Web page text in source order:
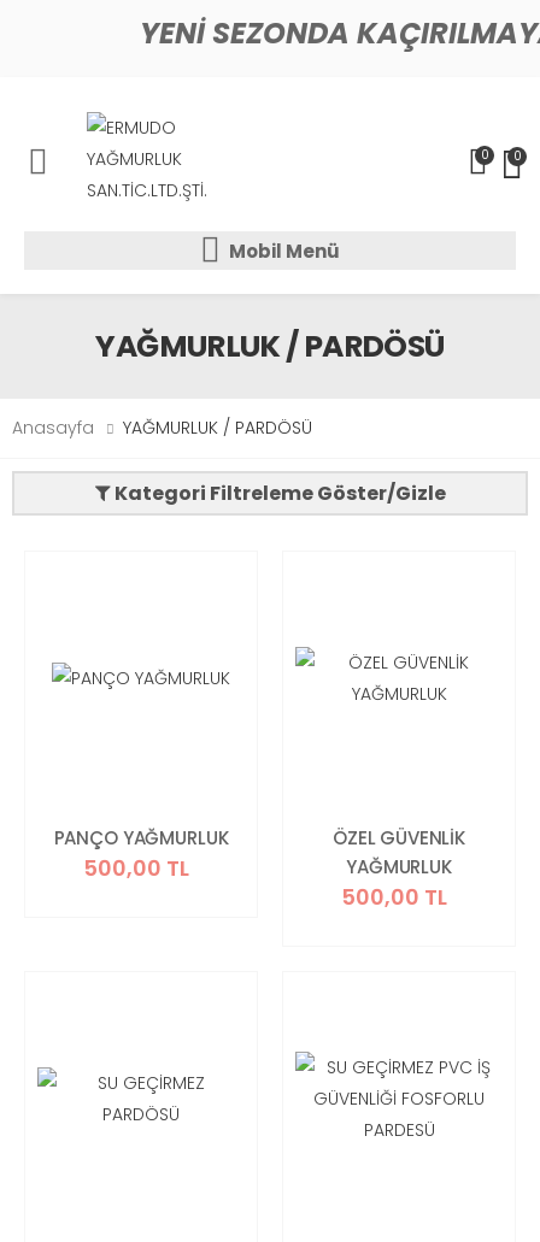
YENİ SEZONDA
Mobil Menü 0 0
Mobil Menü
Mobil Menü
YAĞMURLUK / PARDÖSÜ
Anasayfa YAĞMURLUK / PARDÖSÜ
Kategori Filtreleme Göster/Gizle
PANÇO YAĞMURLUK
500,00 TL
ÖZEL GÜVENLİK
YAĞMURLUK
500,00 TL